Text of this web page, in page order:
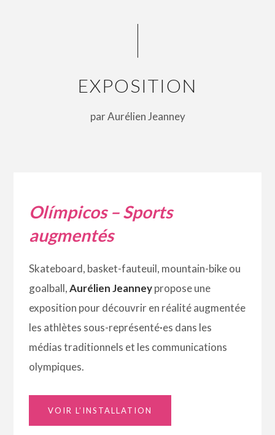
EXPOSITION
par Aurélien Jeanney
Olímpicos – Sports
augmentés
Skateboard, basket-fauteuil, mountain-bike ou
goalball,Aurélien Jeanneypropose une
exposition pour découvrir en réalité augmentée
les athlètes sous-représenté·es dans les
médias traditionnels et les communications
olympiques.
VOIR L’INSTALLATION